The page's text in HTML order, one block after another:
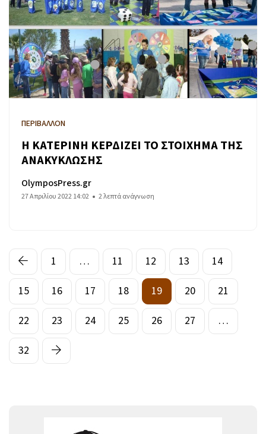
ΠΕΡΙΒΑΛΛΟΝ
Η ΚΑΤΕΡΙΝΗ ΚΕΡΔΙΖΕΙ ΤΟ ΣΤΟΙΧΗΜΑ ΤΗΣ
ΑΝΑΚΥΚΛΩΣΗΣ
OlymposPress.gr
27 Απριλίου 2022 14:02 2 λεπτά ανάγνωση
1 … 11 12 13
14
15
16 17 18 19 20
21
22
23 24 25 26 27
…
32